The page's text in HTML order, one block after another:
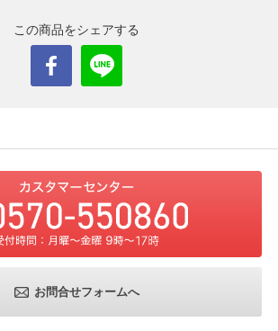
この商品をシェアする
お問合せフォームへ